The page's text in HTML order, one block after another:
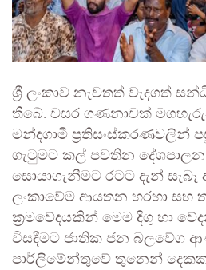
ශ්‍රී ලංකාව නැවතත් වැදගත්
තිබේ. වසර ගණනාවක්
මන්දගාමී ප්‍රතිසංස්කරණවලින්
ගැටුමට කල් පවතින
සොයාගැනීමට රටට දැන් සැබෑ
ලංකාවේම ආයතන හරහා සහ
ක්‍රමවේදයකින් මෙම දිගු හා
විසඳීමට ජාතික ජන බලවේග
පාර්ලිමේන්තුවේ තුනෙන්